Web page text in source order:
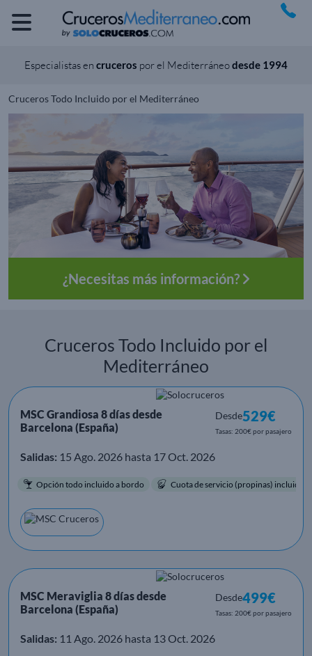
Especialistas en cruceros por el Mediterráneodesde 1994
Cruceros Todo Incluido por el Mediterráneo
¿Necesitas más información?
Cruceros Todo Incluido por el
Mediterráneo
MSC Grandiosa 8 días desde
Barcelona (España)
Desde529€
Tasas: 200€ por pasajero
Salidas: 15 Ago. 2026 hasta 17 Oct. 2026
Opción todo incluido a bordo Cuota de servicio (propinas) incluida.
MSC Meraviglia 8 días desde
Barcelona (España)
Desde499€
Tasas: 200€ por pasajero
Salidas: 11 Ago. 2026 hasta 13 Oct. 2026